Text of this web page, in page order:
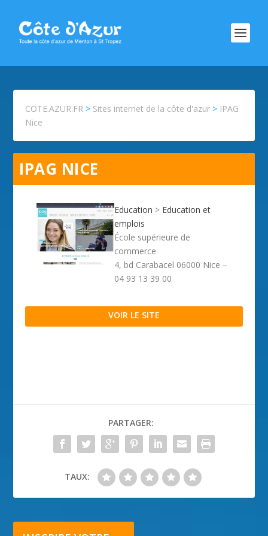
COTE.AZUR.FR > Sites internet de la côte d'azur > IPAG
Nice
IPAG NICE
Education > Education et
emplois
École supérieure de
commerce
4, bd Carabacel 06000 Nice –
04 93 13 39 00
VOIR LE SITE
PARTAGER:
TAUX: